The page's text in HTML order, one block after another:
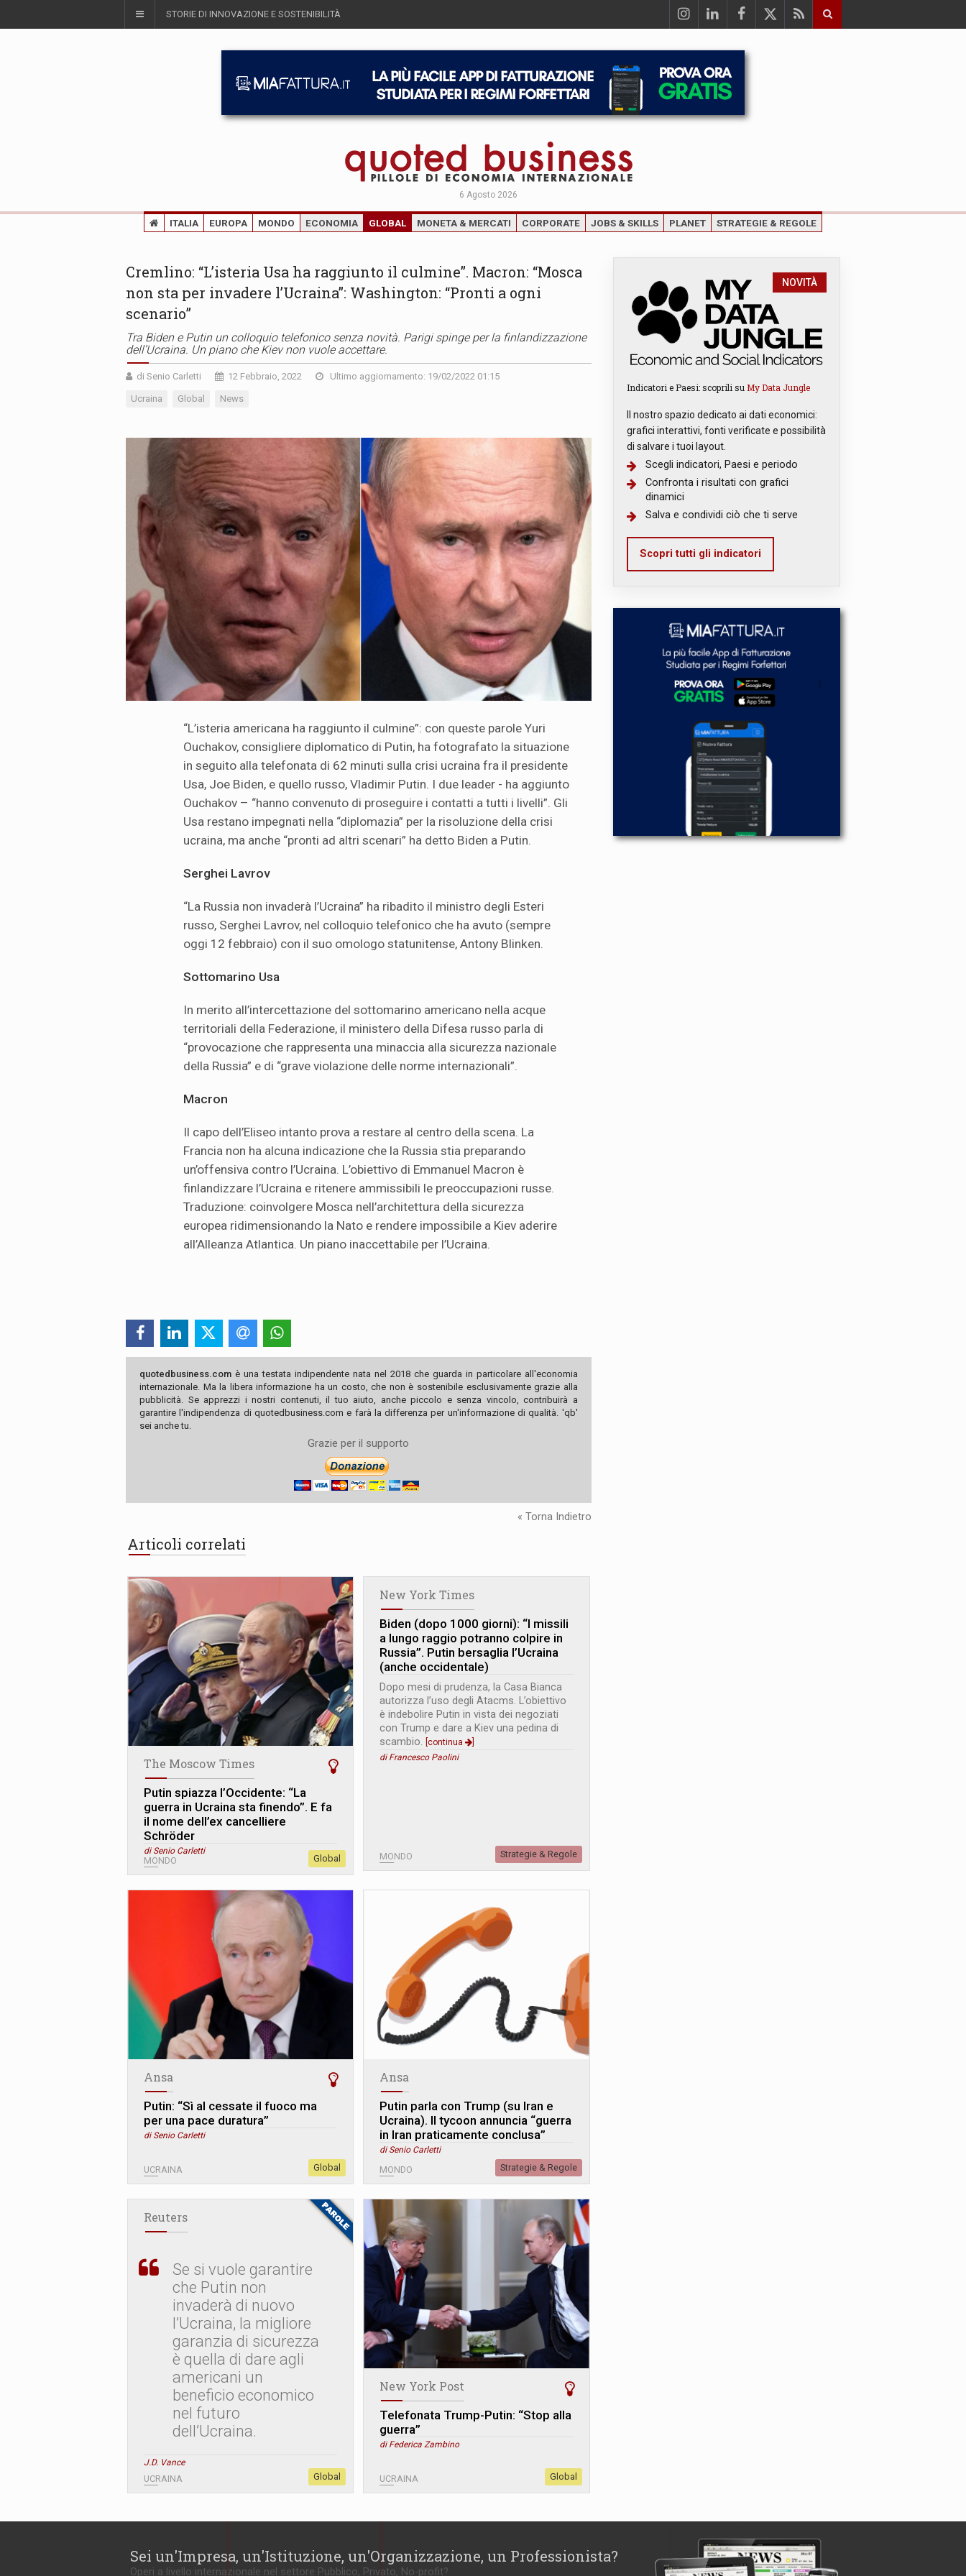
STORIE DI INNOVAZIONE E SOSTENIBILITÀ
6 Agosto 2026
ITALIA EUROPA MONDO ECONOMIA GLOBAL MONETA & MERCATI CORPORATE JOBS & SKILLS PLANET STRATEGIE & REGOLE
Cremlino: “L’isteria Usa ha raggiunto il culmine”. Macron: “Mosca
non sta per invadere l’Ucraina”: Washington: “Pronti a ogni
scenario”
Tra Biden e Putin un colloquio telefonico senza novità. Parigi spinge per la finlandizzazione
dell’Ucraina. Un piano che Kiev non vuole accettare.
di Senio Carletti 12 Febbraio, 2022 Ultimo aggiornamento: 19/02/2022 01:15
Ucraina Global News
“L’isteria americana ha raggiunto il culmine”: con queste parole Yuri
Ouchakov, consigliere diplomatico di Putin, ha fotografato la situazione
in seguito alla telefonata di 62 minuti sulla crisi ucraina fra il presidente
Usa, Joe Biden, e quello russo, Vladimir Putin. I due leader - ha aggiunto
Ouchakov – “hanno convenuto di proseguire i contatti a tutti i livelli”. Gli
Usa restano impegnati nella “diplomazia” per la risoluzione della crisi
ucraina, ma anche “pronti ad altri scenari” ha detto Biden a Putin.
Serghei Lavrov
“La Russia non invaderà l’Ucraina” ha ribadito il ministro degli Esteri
russo, Serghei Lavrov, nel colloquio telefonico che ha avuto (sempre
oggi 12 febbraio) con il suo omologo statunitense, Antony Blinken.
Sottomarino Usa
In merito all’intercettazione del sottomarino americano nella acque
territoriali della Federazione, il ministero della Difesa russo parla di
“provocazione che rappresenta una minaccia alla sicurezza nazionale
della Russia” e di “grave violazione delle norme internazionali”.
Macron
Il capo dell’Eliseo intanto prova a restare al centro della scena. La
Francia non ha alcuna indicazione che la Russia stia preparando
un’offensiva contro l’Ucraina. L’obiettivo di Emmanuel Macron è
finlandizzare l’Ucraina e ritenere ammissibili le preoccupazioni russe.
Traduzione: coinvolgere Mosca nell’architettura della sicurezza
europea ridimensionando la Nato e rendere impossibile a Kiev aderire
all’Alleanza Atlantica. Un piano inaccettabile per l’Ucraina.
quotedbusiness.com è una testata indipendente nata nel 2018 che guarda in particolare all'economia
internazionale. Ma la libera informazione ha un costo, che non è sostenibile esclusivamente grazie alla
pubblicità. Se apprezzi i nostri contenuti, il tuo aiuto, anche piccolo e senza vincolo, contribuirà a
garantire l'indipendenza di quotedbusiness.com e farà la differenza per un'informazione di qualità. 'qb'
sei anche tu.
Grazie per il supporto
« Torna Indietro
Articoli correlati
The Moscow Times
Putin spiazza l’Occidente: “La
guerra in Ucraina sta finendo”. E fa
il nome dell’ex cancelliere
Schröder
di Senio Carletti
MONDO Global
New York Times
Biden (dopo 1000 giorni): “I missili
a lungo raggio potranno colpire in
Russia”. Putin bersaglia l’Ucraina
(anche occidentale)
Dopo mesi di prudenza, la Casa Bianca
autorizza l’uso degli Atacms. L’obiettivo
è indebolire Putin in vista dei negoziati
con Trump e dare a Kiev una pedina di
scambio. [continua
di Francesco Paolini
MONDO Strategie & Regole
Ansa
Putin: “Sì al cessate il fuoco ma
per una pace duratura”
di Senio Carletti
UCRAINA Global
Ansa
Putin parla con Trump (su Iran e
Ucraina). Il tycoon annuncia “guerra
in Iran praticamente conclusa”
di Senio Carletti
MONDO Strategie & Regole
Reuters
Se si vuole garantire
che Putin non
invaderà di nuovo
l’Ucraina, la migliore
garanzia di sicurezza
è quella di dare agli
americani un
beneficio economico
nel futuro
dell’Ucraina.
J.D. Vance
UCRAINA Global
New York Post
Telefonata Trump-Putin: “Stop alla
guerra”
di Federica Zambino
UCRAINA Global
NOVITÀ
Indicatori e Paesi: scoprili su My Data Jungle
Il nostro spazio dedicato ai dati economici:
grafici interattivi, fonti verificate e possibilità
di salvare i tuoi layout.
Scegli indicatori, Paesi e periodo
Confronta i risultati con grafici
dinamici
Salva e condividi ciò che ti serve
Scopri tutti gli indicatori
Sei un'Impresa, un'Istituzione, un'Organizzazione, un Professionista?
Operi a livello internazionale nel settore Pubblico, Privato, No-profit?